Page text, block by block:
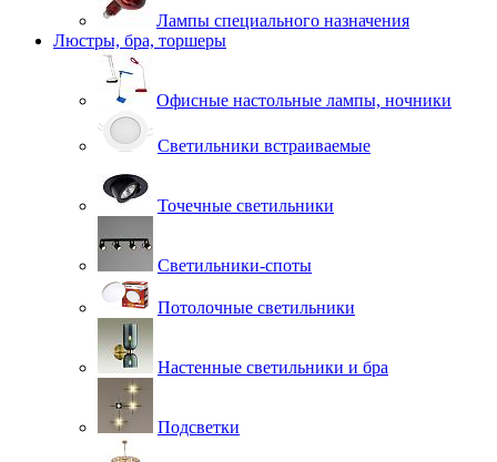
Лампы специального назначения
Люстры, бра, торшеры
Офисные настольные лампы, ночники
Светильники встраиваемые
Точечные светильники
Светильники-споты
Потолочные светильники
Настенные светильники и бра
Подсветки